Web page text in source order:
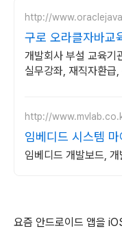
http://
구로 오라클자바교
개발회사 부설 교육기
실무강좌, 재직자환급
http://
임베디드 시스템 마
임베디드 개발보드, 개
요즘 안드로이드 앱을